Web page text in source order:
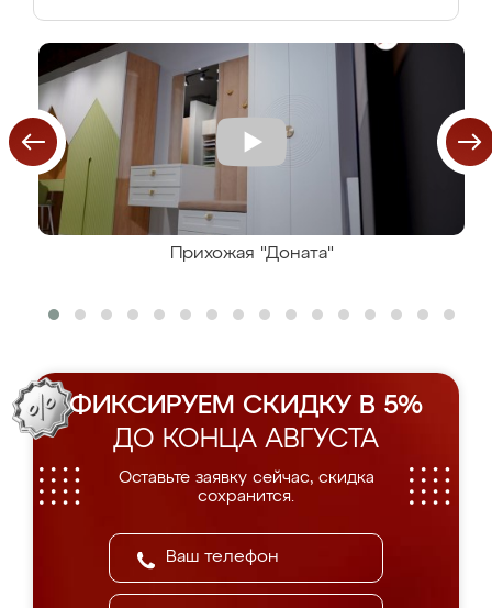
Прихожая "Доната"
ФИКСИРУЕМ СКИДКУ В 5%
ДО КОНЦА АВГУСТА
Оставьте заявку сейчас, скидка
сохранится.